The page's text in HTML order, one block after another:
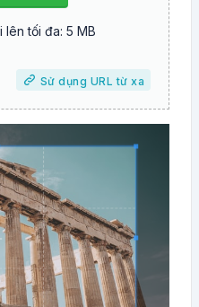
lên tối đa: 5 MB
Sử dụng URL từ xa